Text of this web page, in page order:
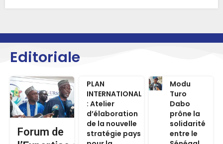
Editoriale
Forum de
PLAN
INTERNATIONAL
: Atelier
d’élaboration
de la nouvelle
stratégie pays
Modu
Turo
Dabo
prône la
solidarité
entre le